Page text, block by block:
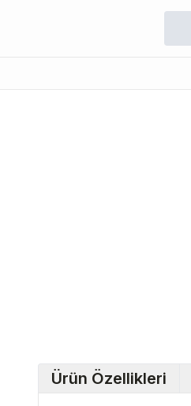
Ürün Özellikleri